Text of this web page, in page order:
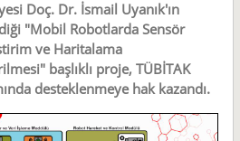
Doç. Dr. İsmail Uyanık'ın
"Mobil Robotlarda Sensör
ve Haritalama
başlıklı proje, TÜBİTAK
desteklenmeye hak kazandı.